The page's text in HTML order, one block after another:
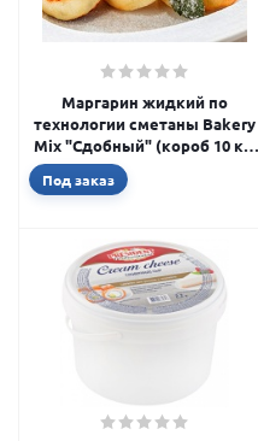
Маргарин жидкий по
технологии сметаны Bakery
Mix "Сдобный" (короб 10 кг)
Под заказ